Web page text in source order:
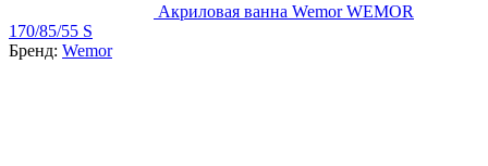
Акриловая ванна Wemor WEMOR
170/85/55 S
Бренд: Wemor